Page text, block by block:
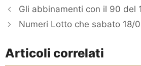
Gli abbinamenti con il 90 del
Numeri Lotto che sabato 18/
Articoli correlati